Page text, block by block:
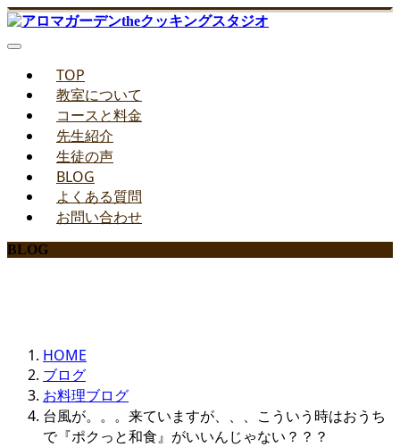
TOP
教室について
コースと料金
先生紹介
生徒の声
BLOG
よくある質問
お問い合わせ
BLOG
HOME
ブログ
お料理ブログ
台風が。。。来ていますが、、、こういう時はおうち
で『ポクっと和食』がいいんじゃない？？？